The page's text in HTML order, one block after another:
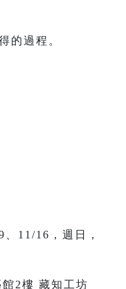
的過程。
11/16，週日，
2樓 藏知工坊